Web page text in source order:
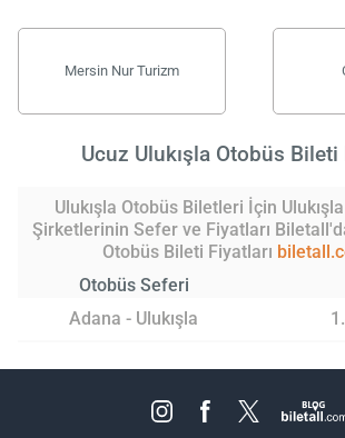
Mersin Nur Turizm
Ucuz Ulukışla Otobüs Bileti
Ulukışla Otobüs Biletleri İçin
Şirketlerinin Sefer ve Fiyatları
Otobüs Bileti Fiyatları
Otobüs Seferi
Adana - Ulukışla